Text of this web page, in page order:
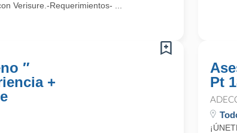
Verisure.-Requerimientos- ...
″
+
Pt